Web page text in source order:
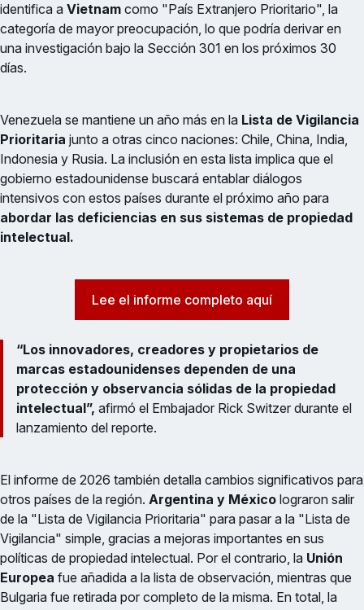
identifica a Vietnam como "País Extranjero Prioritario", la
categoría de mayor preocupación, lo que podría derivar en
una investigación bajo la Sección 301 en los próximos 30
días.
Venezuela se mantiene un año más en la Lista de Vigilancia
Prioritaria junto a otras cinco naciones: Chile, China, India,
Indonesia y Rusia. La inclusión en esta lista implica que el
gobierno estadounidense buscará entablar diálogos
intensivos con estos países durante el próximo año para
abordar las deficiencias en sus sistemas de propiedad
intelectual.
Lee el informe completo aquí
“Los innovadores, creadores y propietarios de
marcas estadounidenses dependen de una
protección y observancia sólidas de la propiedad
intelectual”, afirmó el Embajador Rick Switzer durante el
lanzamiento del reporte.
El informe de 2026 también detalla cambios significativos para
otros países de la región. Argentina y México lograron salir
de la "Lista de Vigilancia Prioritaria" para pasar a la "Lista de
Vigilancia" simple, gracias a mejoras importantes en sus
políticas de propiedad intelectual. Por el contrario, la Unión
Europea fue añadida a la lista de observación, mientras que
Bulgaria fue retirada por completo de la misma. En total, la